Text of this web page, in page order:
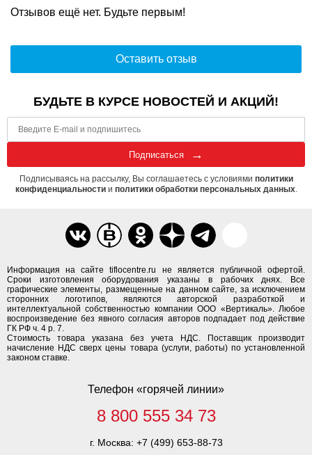
Отзывов ещё нет. Будьте первым!
Оставить отзыв
Информация на сайте tiflocentre.ru не является публичной офертой.
Сроки изготовления оборудования указаны в рабочих днях. Все
графические элементы, размещенные на данном сайте, за исключением
сторонних логотипов, являются авторской разработкой и
интеллектуальной собственностью компании ООО «Вертикаль». Любое
воспроизведение без явного согласия авторов подпадает под действие
ГК РФ ч. 4 р. 7.
Стоимость товара указана без учета НДС. Поставщик производит
начисление НДС сверх цены товара (услуги, работы) по установленной
законом ставке.
Телефон «горячей линии»
8 800 555 34 73
г. Москва: +7 (499) 653-88-73
БУДЬТЕ В КУРСЕ НОВОСТЕЙ И АКЦИЙ!
Подписаться
Подписываясь на рассылку, Вы соглашаетесь с условиями политики
конфиденциальностии политики обработки персональных данных.